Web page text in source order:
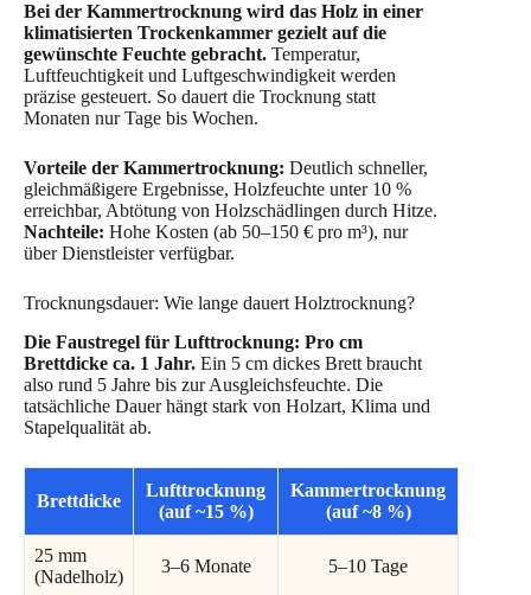
Bei der Kammertrocknung wird das Holz in einer
klimatisierten Trockenkammer gezielt auf die
gewünschte Feuchte gebracht. Temperatur,
Luftfeuchtigkeit und Luftgeschwindigkeit werden
präzise gesteuert. So dauert die Trocknung statt
Monaten nur Tage bis Wochen.
Vorteile der Kammertrocknung: Deutlich schneller,
gleichmäßigere Ergebnisse, Holzfeuchte unter 10 %
erreichbar, Abtötung von Holzschädlingen durch Hitze.
Nachteile: Hohe Kosten (ab 50–150 € pro m³), nur
über Dienstleister verfügbar.
Trocknungsdauer: Wie lange dauert Holztrocknung?
Die Faustregel für Lufttrocknung: Pro cm
Brettdicke ca. 1 Jahr. Ein 5 cm dickes Brett braucht
also rund 5 Jahre bis zur Ausgleichsfeuchte. Die
tatsächliche Dauer hängt stark von Holzart, Klima und
Stapelqualität ab.
Brettdicke
Lufttrocknung
(auf ~15 %)
Kammertrocknung
(auf ~8 %)
25 mm
(Nadelholz)
3–6 Monate 5–10 Tage